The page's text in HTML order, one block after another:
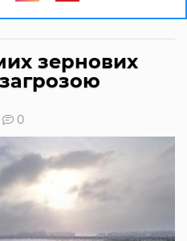
зернових
0